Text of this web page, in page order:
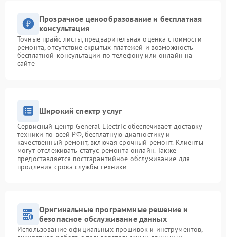
Прозрачное ценообразование и бесплатная
консультация
Точные прайс-листы, предварительная оценка стоимости
ремонта, отсутствие скрытых платежей и возможность
бесплатной консультации по телефону или онлайн на
сайте
Широкий спектр услуг
Сервисный центр General Electric обеспечивает доставку
техники по всей РФ, бесплатную диагностику и
качественный ремонт, включая срочный ремонт. Клиенты
могут отслеживать статус ремонта онлайн. Также
предоставляется постгарантийное обслуживание для
продления срока службы техники
Оригинальные программные решение и
безопасное обслуживание данных
Использование официальных прошивок и инструментов,